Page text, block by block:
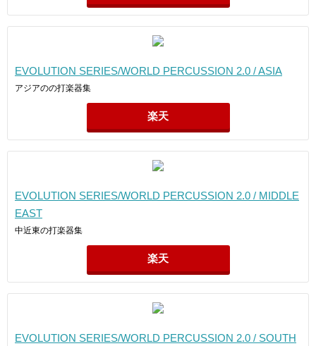
EVOLUTION SERIES/WORLD PERCUSSION 2.0 / ASIA
アジアのの打楽器集
楽天
EVOLUTION SERIES/WORLD PERCUSSION 2.0 / MIDDLE
EAST
中近東の打楽器集
楽天
EVOLUTION SERIES/WORLD PERCUSSION 2.0 / SOUTH